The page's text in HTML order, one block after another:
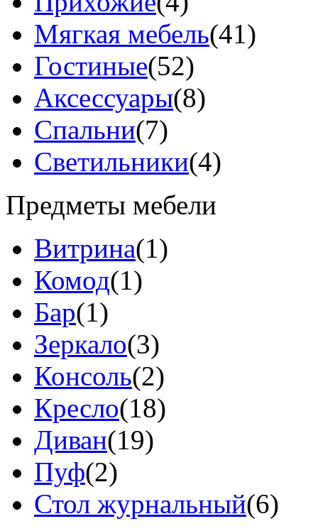
Мягкая мебель(41)
Гостиные(52)
Аксессуары(8)
Спальни(7)
Светильники(4)
Предметы мебели
Витрина(1)
Комод(1)
Бар(1)
Зеркало(3)
Консоль(2)
Кресло(18)
Диван(19)
Пуф(2)
Стол журнальный(6)